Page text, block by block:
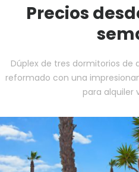
Precios
Dúplex de tres dormitorios
reformado con una
para alquiler